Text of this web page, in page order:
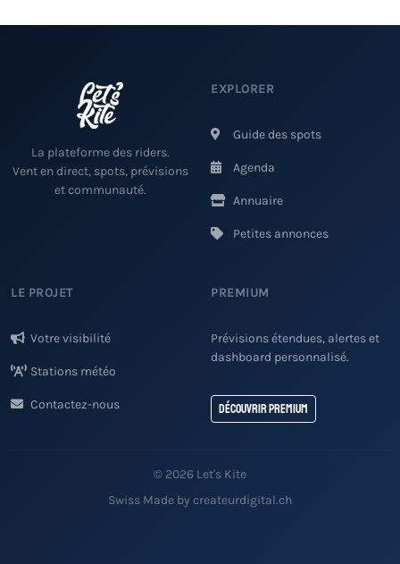
La plateforme des riders.
Vent en direct, spots, prévisions
et communauté.
EXPLORER
Guide des spots
Agenda
Annuaire
Petites annonces
LE PROJET
Votre visibilité
Stations météo
Contactez-nous
PREMIUM
Prévisions étendues, alertes et
dashboard personnalisé.
Découvrir Premium
© 2026 Let's Kite
Swiss Made by createurdigital.ch